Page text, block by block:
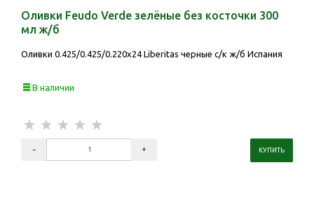
Оливки Feudo Verde зелёные без косточки 300
мл ж/б
Оливки 0.425/0.425/0.220х24 Liberitas черные с/к ж/б Испания
В наличии